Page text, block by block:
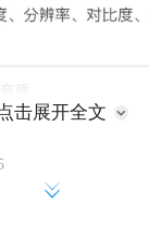
击展开全文